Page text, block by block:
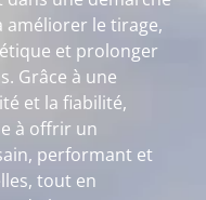
améliorer le tirage,
et prolonger
Grâce à une
et la fiabilité,
à offrir un
performant et
tout en